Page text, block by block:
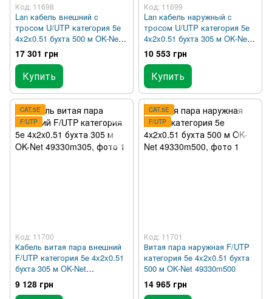
Код: 11698
Lan кабель внешний c
тросом U/UTP категория 5e
4x2x0.51 бухта 500 м OK-Net
49223m500
17 301 грн
Купить
Код: 11699
Lan кабель наружный c
тросом U/UTP категория 5e
4x2x0.51 бухта 305 м OK-Net
49223m305
10 553 грн
Купить
CAT.5E
F/UTP
Код: 11700
Кабель витая пара внешний
F/UTP категория 5e 4x2x0.51
бухта 305 м OK-Net
49330m305
9 128 грн
CAT.5E
F/UTP
Код: 11701
Витая пара наружная F/UTP
категория 5e 4x2x0.51 бухта
500 м OK-Net 49330m500
14 965 грн